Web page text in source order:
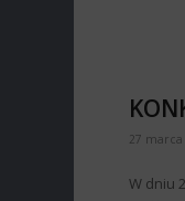
27 marca
W dniu